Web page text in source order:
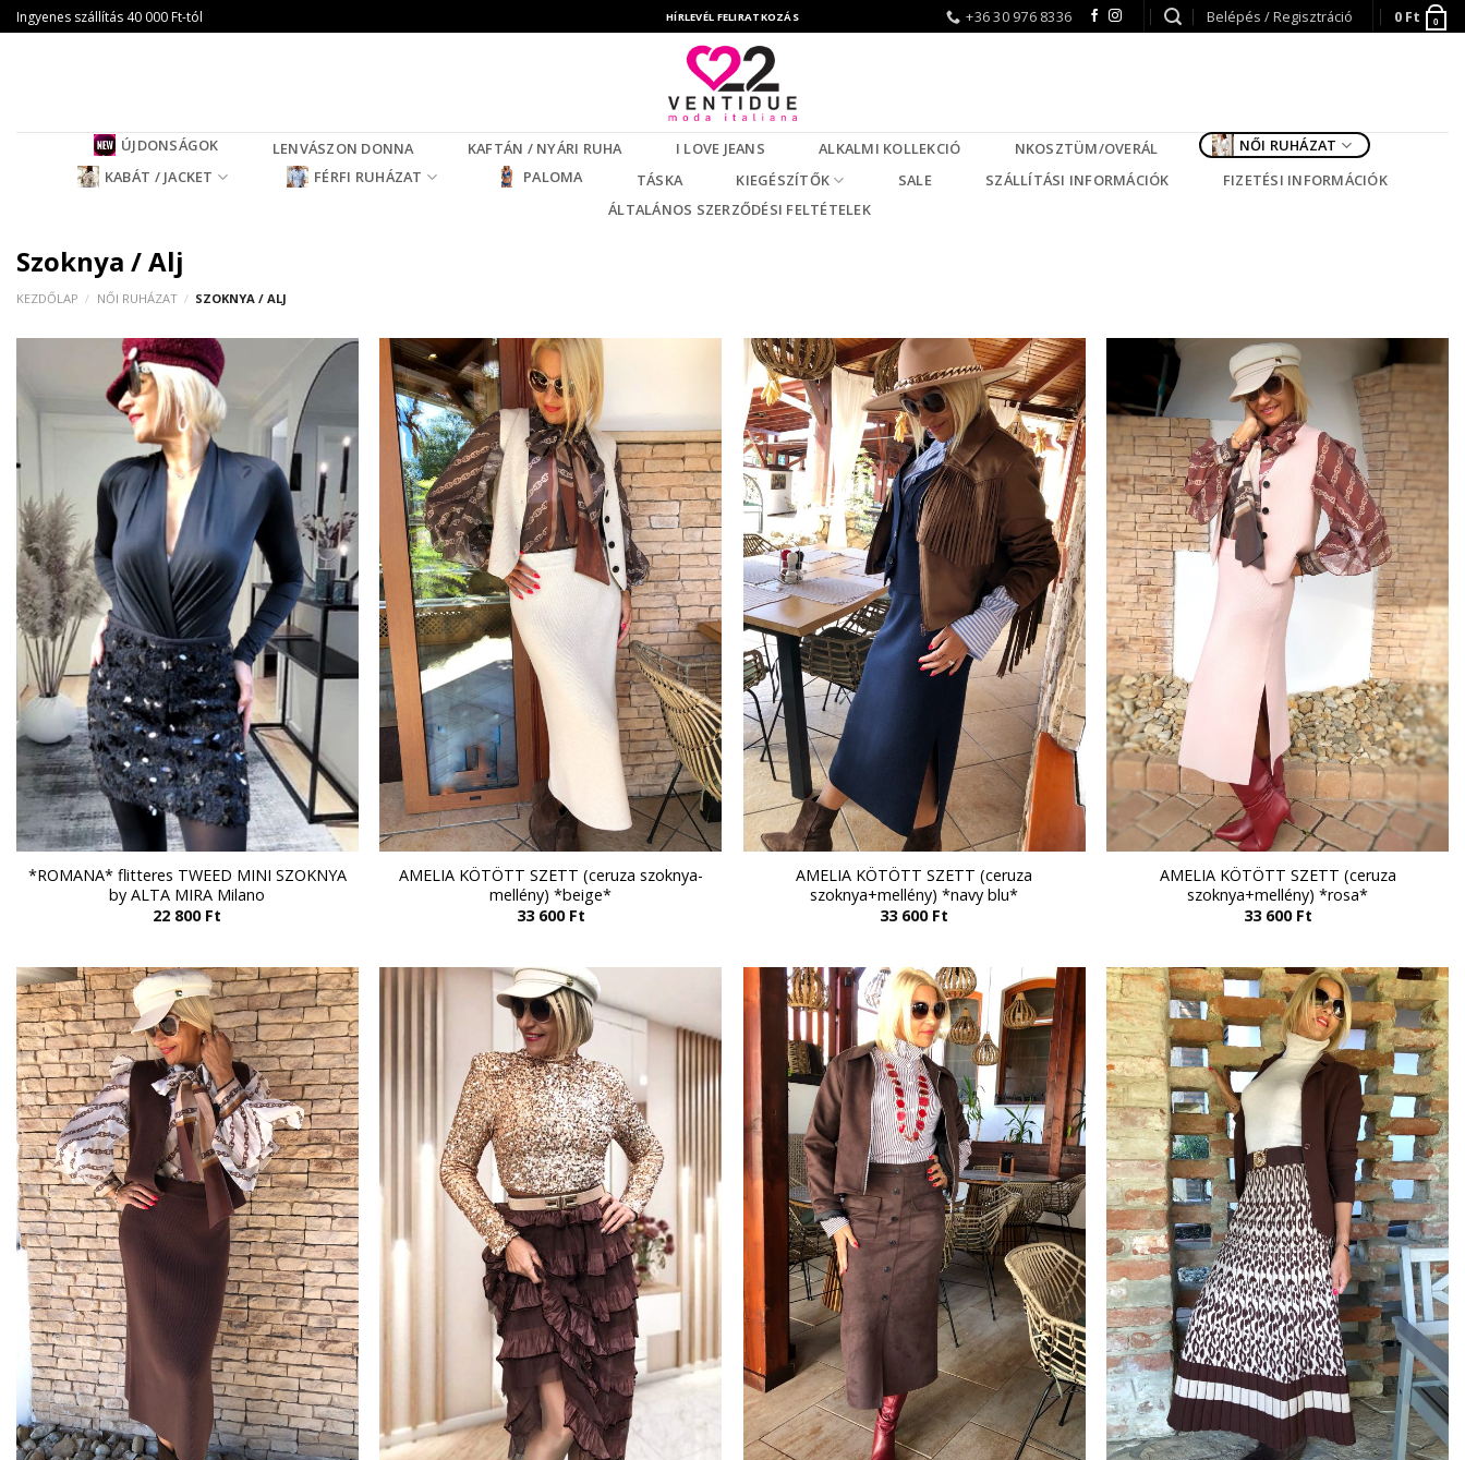
Skip
to
Ingyenes szállítás 40 000 Ft-tól HÍRLEVÉL FELIRATKOZÁS +36 30 976 8336 Belépés / Regisztráció 0 Ft 0
ÚJDONSÁGOK LENVÁSZON DONNA KAFTÁN / NYÁRI RUHA I LOVE JEANS ALKALMI KOLLEKCIÓ NKOSZTÜM/OVERÁL
NŐI RUHÁZAT
KABÁT / JACKET
FÉRFI RUHÁZAT PALOMA TÁSKA KIEGÉSZÍTŐK SALE SZÁLLÍTÁSI INFORMÁCIÓK
FIZETÉSI INFORMÁCIÓK
ÁLTALÁNOS SZERZŐDÉSI FELTÉTELEK
Szoknya / Alj
KEZDŐLAP / NŐI RUHÁZAT / SZOKNYA / ALJ
*ROMANA* flitteres TWEED MINI SZOKNYA
by ALTA MIRA Milano
22 800 Ft
AMELIA KÖTÖTT SZETT (ceruza szoknya-
mellény) *beige*
33 600 Ft
AMELIA KÖTÖTT SZETT (ceruza
szoknya+mellény) *navy blu*
33 600 Ft
AMELIA KÖTÖTT SZETT (ceruza
szoknya+mellény) *rosa*
33 600 Ft